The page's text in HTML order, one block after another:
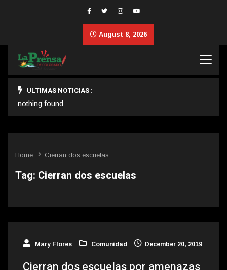
August 8, 2026
ULTIMAS NOTICIAS :
nothing found
Home Cierran dos escuelas
Tag: Cierran dos escuelas
Mary Flores Comunidad December 20, 2019